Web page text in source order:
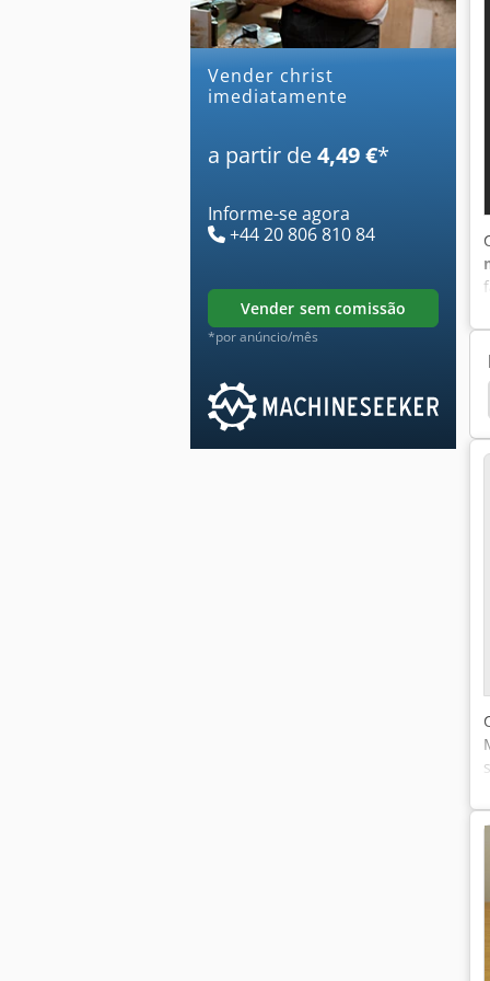
Vender christ
imediatamente
a partir de4,49 €*
Informe-se agora
+44 20 806 810 84
vender sem comissão
*por anúncio/mês
De Limpeza De Imersão Água Suja Limpeza